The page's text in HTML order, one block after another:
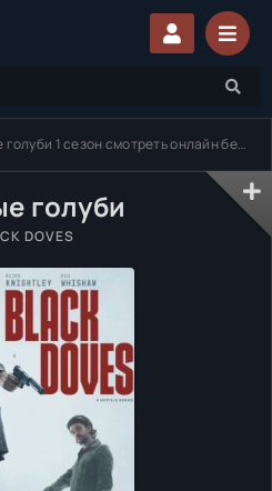
1 сезон смотреть онлайн бесплатно
голуби
DOVES